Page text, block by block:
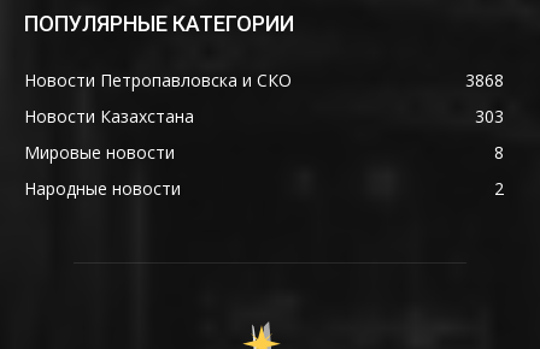
ПОПУЛЯРНЫЕ КАТЕГОРИИ
Новости Петропавловска и СКО
3868
Новости Казахстана
303
Мировые новости
8
Народные новости
2